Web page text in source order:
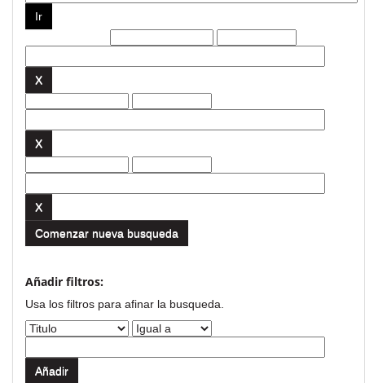
Comenzar nueva busqueda
Añadir filtros:
Usa los filtros para afinar la busqueda.